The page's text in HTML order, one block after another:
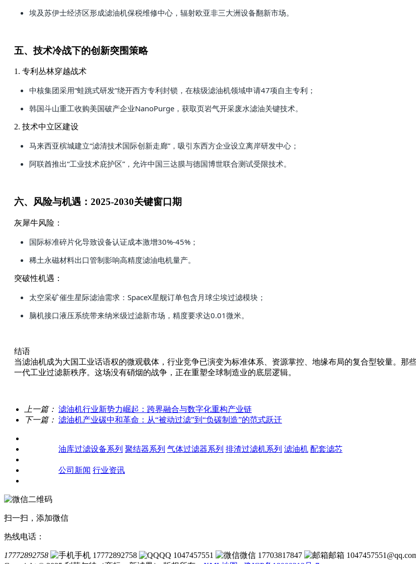
埃及苏伊士经济区形成滤油机保税维修中心，辐射欧亚非三大洲设备翻新市场。
五、技术冷战下的创新突围策略
1. 专利丛林穿越战术
中核集团采用“蛙跳式研发”绕开西方专利封锁，在核级滤油机领域申请47项自主专利；
韩国斗山重工收购美国破产企业NanoPurge，获取页岩气开采废水滤油关键技术。
2. 技术中立区建设
马来西亚槟城建立“滤清技术国际创新走廊”，吸引东西方企业设立离岸研发中心；
阿联酋推出“工业技术庇护区”，允许中国三达膜与德国博世联合测试受限技术。
六、风险与机遇：2025-2030关键窗口期
灰犀牛风险：
国际标准碎片化导致设备认证成本激增30%-45%；
稀土永磁材料出口管制影响高精度滤油电机量产。
突破性机遇：
太空采矿催生星际滤油需求：SpaceX星舰订单包含月球尘埃过滤模块；
脑机接口液压系统带来纳米级过滤新市场，精度要求达0.01微米。
结语
当滤油机成为大国工业话语权的微观载体，行业竞争已演变为标准体系、资源掌控、地缘布局的复合型较量。那
一代工业过滤新秩序。这场没有硝烟的战争，正在重塑全球制造业的底层逻辑。
上一篇： 滤油机行业新势力崛起：跨界融合与数字化重构产业链
下一篇： 滤油机产业碳中和革命：从“被动过滤”到“负碳制造”的范式跃迁
油库过滤设备系列 聚结器系列 气体过滤器系列 排渣过滤机系列 滤油机 配套滤芯
公司新闻 行业资讯
扫一扫，添加微信
热线电话：
17772892758 手机 17772892758 QQ 1047457551 微信 17703817847 邮箱